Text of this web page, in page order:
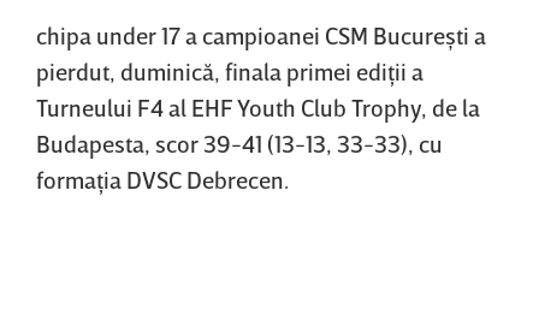
chipa under 17 a campioanei CSM Bucureşti a
pierdut, duminică, finala primei ediţii a
Turneului F4 al EHF Youth Club Trophy, de la
Budapesta, scor 39-41 (13-13, 33-33), cu
formaţia DVSC Debrecen.